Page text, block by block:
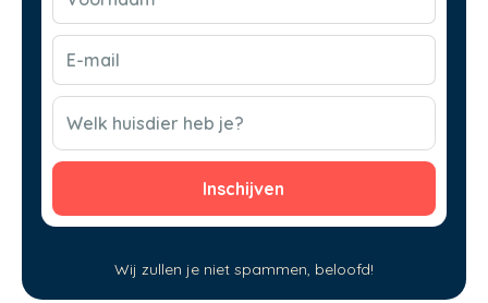
(Vereist)
E-
mail
(Vereist)
CAPTCHA
Welk huisdier heb je?
Wij zullen je niet spammen, beloofd!